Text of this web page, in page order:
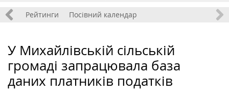
Рейтинги Посівний календар
У Михайлівській сільській
громаді запрацювала база
даних платників податків